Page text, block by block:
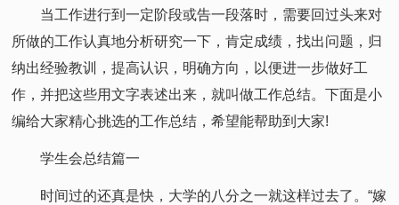
当工作进行到一定阶段或告一段落时，需要回过头来对
所做的工作认真地分析研究一下，肯定成绩，找出问题，归
纳出经验教训，提高认识，明确方向，以便进一步做好工
作，并把这些用文字表述出来，就叫做工作总结。下面是小
编给大家精心挑选的工作总结，希望能帮助到大家!
学生会总结篇一
时间过的还真是快，大学的八分之一就这样过去了。“嫁